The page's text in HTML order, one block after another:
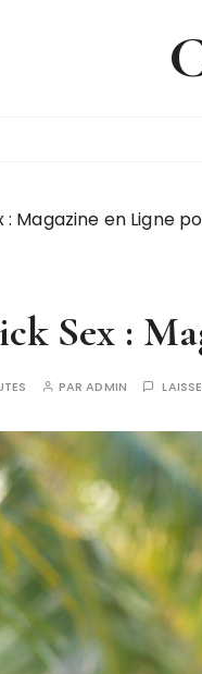
: Magazine en Ligne
Sex :
PARADMIN